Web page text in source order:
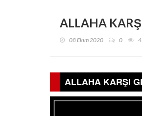
ALLAHA
08 Ekim 2020 0
ALLAHA KARŞI